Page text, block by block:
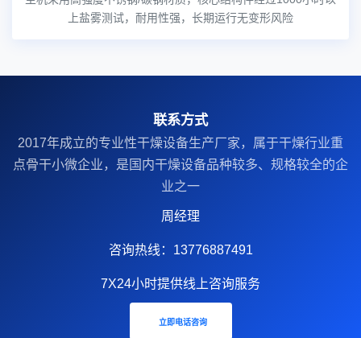
上盐雾测试，耐用性强，长期运行无变形风险
联系方式
2017年成立的‌专业性干燥设备生产厂家‌，属于干燥行业重
点骨干小微企业，是国内干燥设备品种较多、规格较全的企
业之一
周经理
咨询热线：13776887491
7X24小时提供线上咨询服务
立即电话咨询